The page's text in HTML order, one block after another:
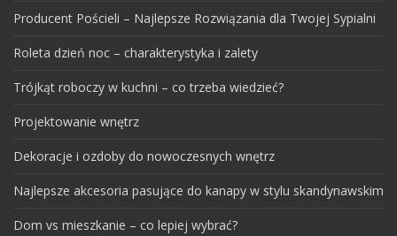
Producent Pościeli – Najlepsze Rozwiązania dla Twojej Sypialni
Roleta dzień noc – charakterystyka i zalety
Trójkąt roboczy w kuchni – co trzeba wiedzieć?
Projektowanie wnętrz
Dekoracje i ozdoby do nowoczesnych wnętrz
Najlepsze akcesoria pasujące do kanapy w stylu skandynawskim
Dom vs mieszkanie – co lepiej wybrać?